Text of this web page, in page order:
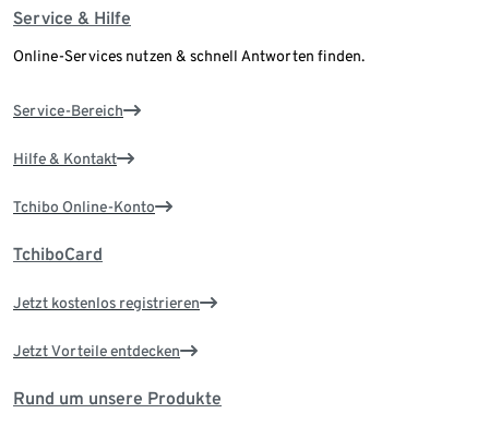
Service & Hilfe
Online-Services nutzen & schnell Antworten finden.
Service-Bereich
Hilfe & Kontakt
Tchibo Online-Konto
TchiboCard
Jetzt kostenlos registrieren
Jetzt Vorteile entdecken
Rund um unsere Produkte